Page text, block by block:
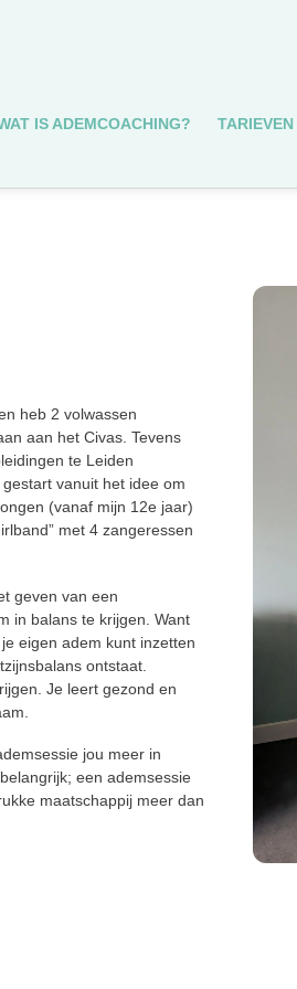
IS ADEMCOACHING? TARIEVEN
heb 2 volwassen
aan het Civas. Tevens
te Leiden
vanuit het idee om
(vanaf mijn 12e jaar)
met 4 zangeressen
geven van een
in balans te krijgen. Want
eigen adem kunt inzetten
ontstaat.
Je leert gezond en
jou meer in
een ademsessie
maatschappij meer dan